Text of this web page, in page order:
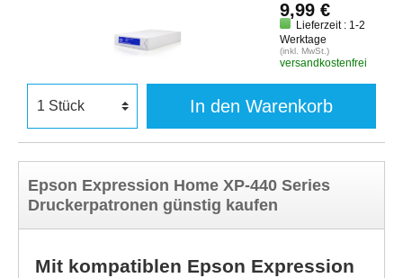
9,99 €
Lieferzeit : 1-2
Werktage
(inkl. MwSt.)
versandkostenfrei
In den Warenkorb
Epson Expression Home XP-440 Series
Druckerpatronen günstig kaufen
Mit kompatiblen Epson Expression